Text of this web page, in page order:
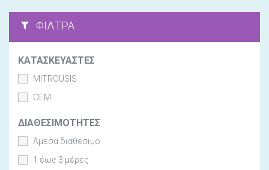
ΦΊΛΤΡΑ
ΚΑΤΑΣΚΕΥΑΣΤΈΣ
MITROUSIS
OEM
ΔΙΑΘΕΣΙΜΌΤΗΤΕΣ
Άμεσα διαθέσιμο
1 έως 3 μέρες